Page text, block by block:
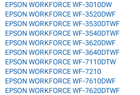
EPSON WORKFORCE WF-3010DW
EPSON WORKFORCE WF-3520DWF
EPSON WORKFORCE WF-3530DTWF
EPSON WORKFORCE WF-3540DTWF
EPSON WORKFORCE WF-3620DWF
EPSON WORKFORCE WF-3640DTWF
EPSON WORKFORCE WF-7110DTW
EPSON WORKFORCE WF-7210
EPSON WORKFORCE WF-7610DWF
EPSON WORKFORCE WF-7620DTWF